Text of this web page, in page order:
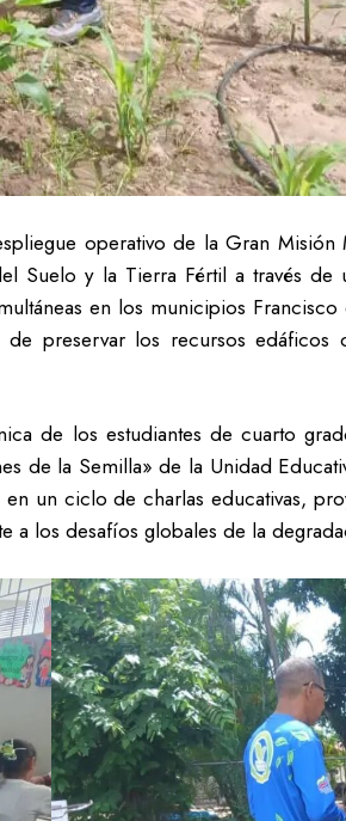
operativo de la Gran Misión
y la Tierra Fértil a través de
en los municipios
preservar los recursos
de los estudiantes de cuarto
de la Semilla» de la Unidad
un ciclo de charlas educativas,
los desafíos globales de la